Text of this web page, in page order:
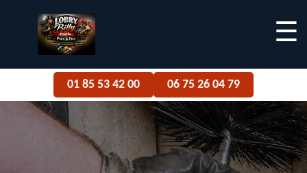
☰
01 85 53 42 00 06 75 26 04 79